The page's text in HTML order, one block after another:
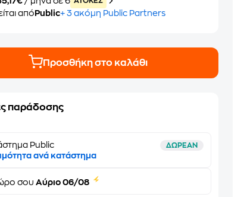
από Public+ 3 ακόμη Public Partners
Προσθήκη στο καλάθι
παράδοσης
Public ΔΩΡΕΑΝ
ανά κατάστημα
σου Αύριο 06/08